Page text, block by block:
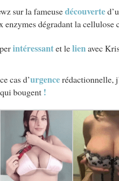
sur la fameusedécouverte
enzymes dégradant la cellulose
intéressantet lelienavec
cas d’urgencerédactionnelle,
bougent !